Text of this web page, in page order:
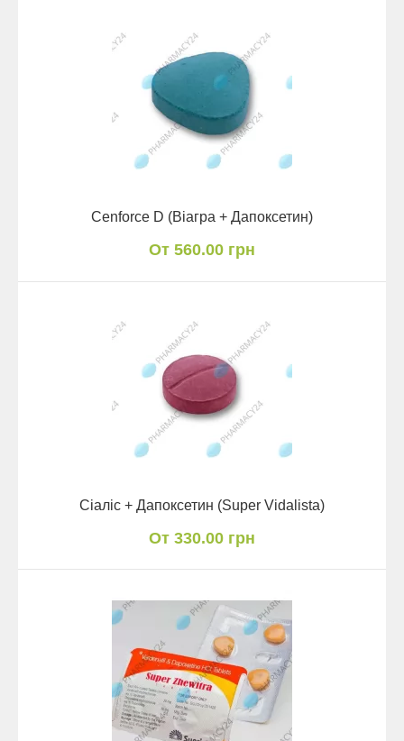
Cenforce D (Віагра + Дапоксетин)
От 560.00 грн
Сіаліс + Дапоксетин (Super Vidalista)
От 330.00 грн